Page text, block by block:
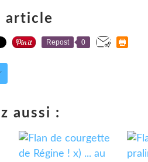
article
Repost 0
aussi :